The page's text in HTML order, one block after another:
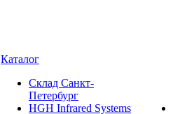
Каталог
Cклад Санкт-
Петербург
HGH Infrared Systems